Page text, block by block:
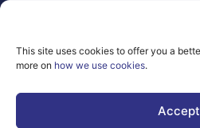
This site uses cookies to offer you a
more on how we use cookies.
Accept